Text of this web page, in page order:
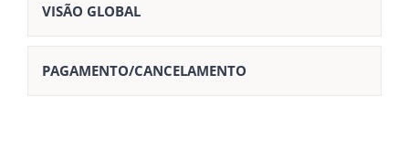
VISÃO GLOBAL
PAGAMENTO/CANCELAMENTO